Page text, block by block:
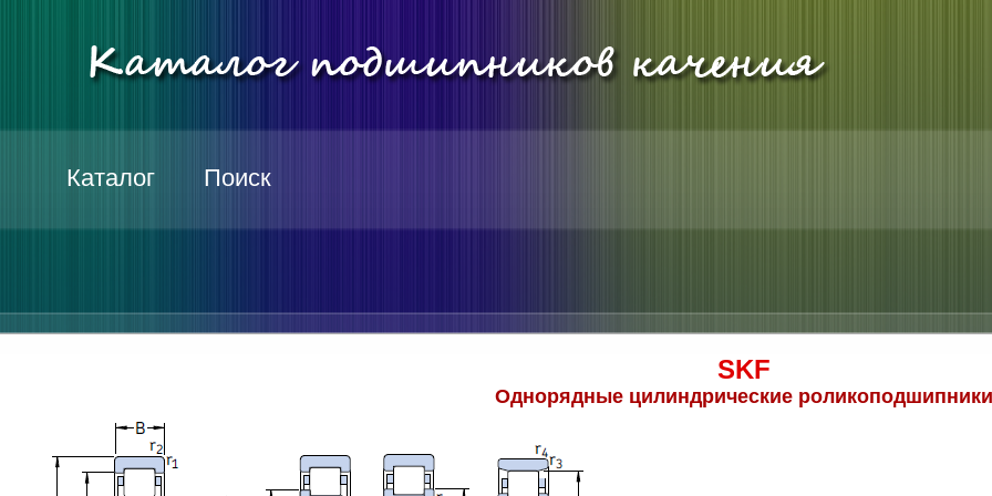
Каталог Поиск
SKF
Однорядные цилиндрические роликоподшипники